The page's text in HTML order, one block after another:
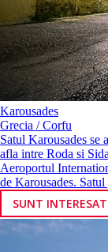
Karousades
Grecia / Corfu
Satul Karousades se
afla intre Roda si
Aeroportul
de Karousades.
SUNT INTERESAT